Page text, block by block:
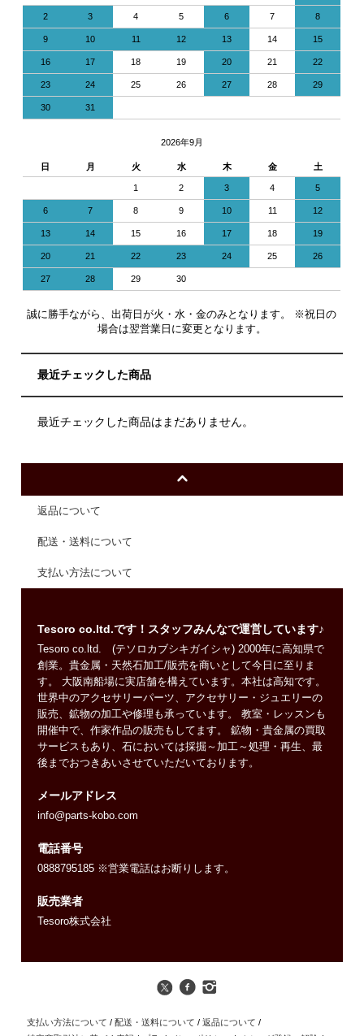
2 3 4 5 6 7 8
9 10 11 12 13 14 15
16 17 18 19 20 21 22
23 24 25 26 27 28 29
30 31
2026年9月
日 月 火 水 木 金 土
1 2 3 4 5
6 7 8 9 10 11 12
13 14 15 16 17 18 19
20 21 22 23 24 25 26
27 28 29 30
誠に勝手ながら、出荷日が火・水・金のみとなります。 ※祝日の
場合は翌営業日に変更となります。
最近チェックした商品
最近チェックした商品はまだありません。
返品について
配送・送料について
支払い方法について
Tesoro co.ltd.です！スタッフみんなで運営しています♪
Tesoro co.ltd. (テソロカブシキガイシャ) 2000年に高知県で
創業。貴金属・天然石加工/販売を商いとして今日に至りま
す。 大阪南船場に実店舗を構えています。本社は高知です。
世界中のアクセサリーパーツ、アクセサリー・ジュエリーの
販売、鉱物の加工や修理も承っています。 教室・レッスンも
開催中で、作家作品の販売もしてます。 鉱物・貴金属の買取
サービスもあり、石においては採掘～加工～処理・再生、最
後までおつきあいさせていただいております。
メールアドレス
info@parts-kobo.com
電話番号
0888795185 ※営業電話はお断りします。
販売業者
Tesoro株式会社
支払い方法について / 配送・送料について / 返品について /